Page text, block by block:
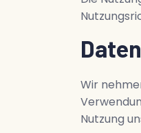
Wir
Nutzung